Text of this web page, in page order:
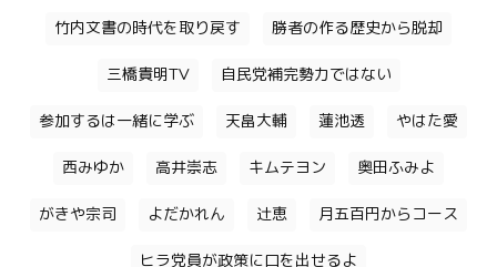
竹内文書の時代を取り戻す 勝者の作る歴史から脱却
三橋貴明TV 自民党補完勢力ではない
参加するは一緒に学ぶ 天畠大輔 蓮池透 やはた愛
西みゆか 高井崇志 キムテヨン 奥田ふみよ
がきや宗司 よだかれん 辻恵 月五百円からコース
ヒラ党員が政策に口を出せるよ